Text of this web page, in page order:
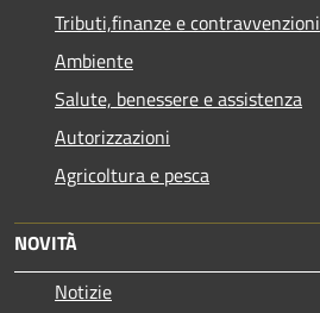
Tributi,finanze e contravvenzioni
Ambiente
Salute, benessere e assistenza
Autorizzazioni
Agricoltura e pesca
NOVITÀ
Notizie